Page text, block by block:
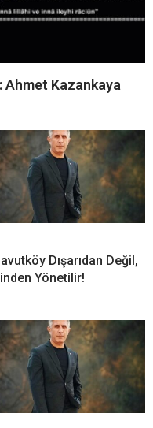
Ahmet Kazankaya
Dışarıdan Değil,
Yönetilir!